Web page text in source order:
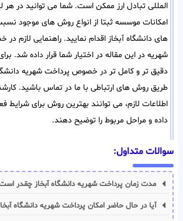
المللی تبادل ارز ممکن است. شما می توانید در هر
امکانات موسسه ثبتا از انواع روش های موجود
های دانشگاه آبخاز اقدام نمایید. راهنمایی لازم
شهریه در این مقاله در اختیار شما قرار داده شد.
دقیق تر و کامل تر در خصوص پرداخت شهریه
طریق روش های ارتباطی با ما در تماس باشید.
اطلاعات لازم، می توانند بهترین روش برای شرایط
داده و مراحل مربوط را توضیح دهند.
سوالات متداول:
مدت زمان پرداخت شهریه دانشگاه آبخاز چقدر
آیا در حال حاضر امکان پرداخت شهریه دانشگاه